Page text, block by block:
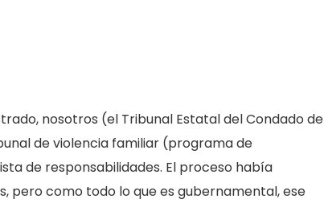
nosotros (el Tribunal Estatal del Condado de
de violencia familiar (programa de
de responsabilidades. El proceso había
pero como todo lo que es gubernamental, ese